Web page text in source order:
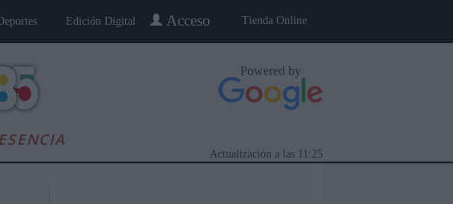
Tienda Online
Acceso
Deportes Edición Digital
Powered by
11:25
Actualización a las